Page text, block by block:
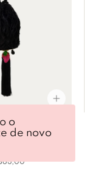
Acessórios -
,00
o
de novo